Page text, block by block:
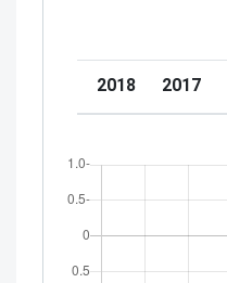
2017
2018